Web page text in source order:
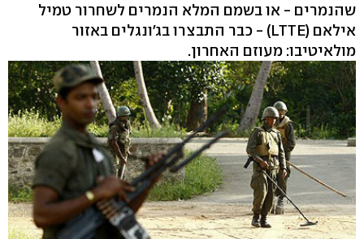
שהנמרים - או בשמם המלא הנמרים לשחרור טמיל
אילאם (LTTE) - כבר התבצרו בג'ונגלים באזור
מולאיטיבו: מעוזם האחרון.